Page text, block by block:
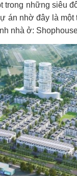
trong những siêu
án nhờ đây là
nhà ở: